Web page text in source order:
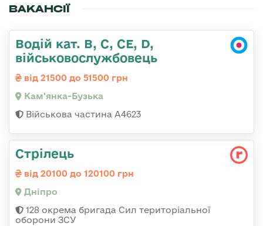
ВАКАНСІЇ
Водій кат. B, C, СЕ, D,
військовослужбовець
від 21500 до 51500 грн
Кам'янка-Бузька
Військова частина А4623
Стрілець
від 20100 до 120100 грн
Дніпро
128 окрема бригада Сил територіальної
оборони ЗСУ